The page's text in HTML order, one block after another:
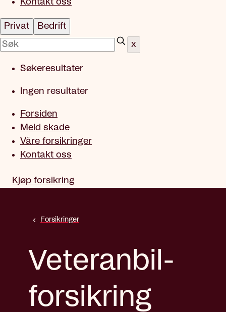
Kontakt oss
Privat
Bedrift
x
Søkeresultater
Ingen resultater
Forsiden
Meld skade
Våre forsikringer
Kontakt oss
Kjøp forsikring
Forsikringer
Veteranbil­
forsikring